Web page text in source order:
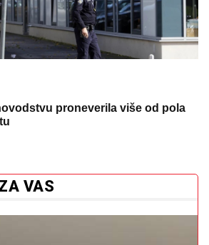
proneverila više od pola
VAS